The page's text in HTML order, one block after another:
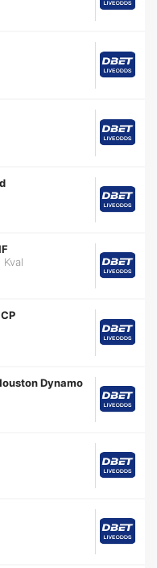
Kval
Dynamo